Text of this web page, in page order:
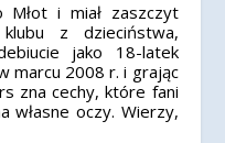
Młot i miał zaszczyt
z dzieciństwa,
jako 18-latek
marcu 2008 r. i grając
zna cechy, które fani
własne oczy. Wierzy,